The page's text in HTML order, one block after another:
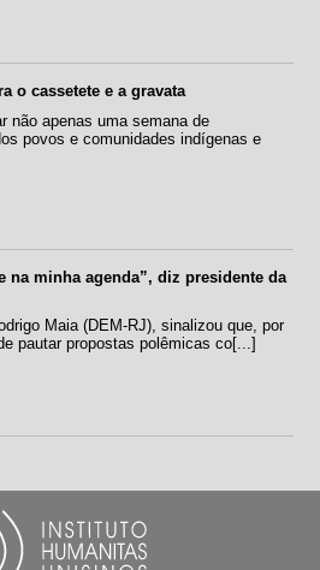
o cassetete e a gravata
não apenas uma semana de
povos e comunidades indígenas e
na minha agenda”, diz presidente da
Maia (DEM-RJ), sinalizou que, por
pautar propostas polêmicas co[...]